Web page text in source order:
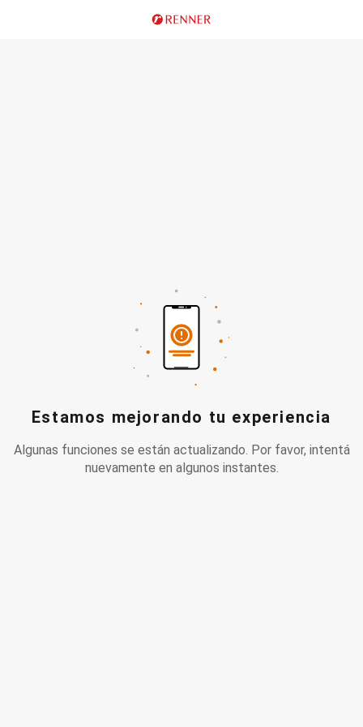
Estamos mejorando tu experiencia
Algunas funciones se están actualizando. Por favor, intentá
nuevamente en algunos instantes.